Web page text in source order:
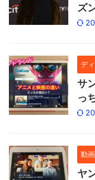
ズ
デ
サ
っ
動
ヤ